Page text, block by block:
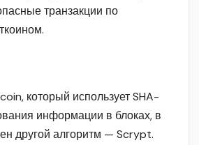
транзакции по
который использует SHA-
информации в блоках, в
другой алгоритм — Scrypt.